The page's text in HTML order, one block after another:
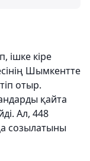
ішке кіре
Шымкентте
отыр.
қайта
Ал, 448
созылатыны